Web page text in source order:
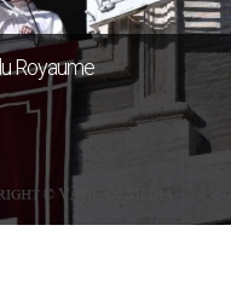
Royaume